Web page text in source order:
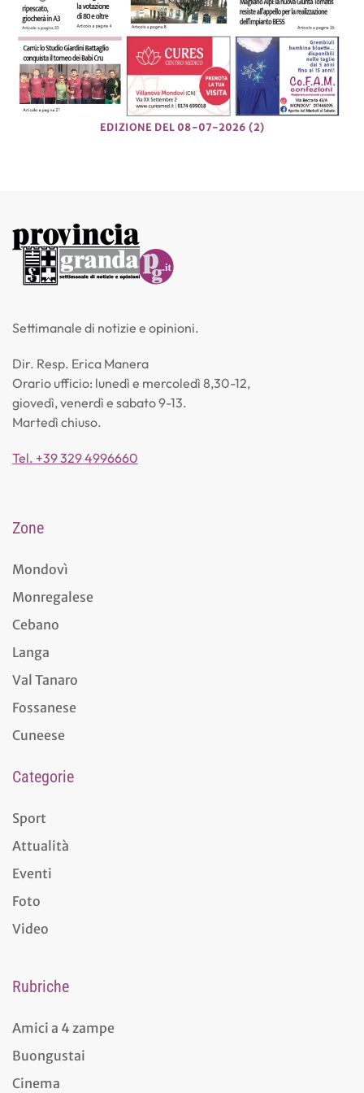
EDIZIONE DEL 08-07-2026 (2)
Settimanale di notizie e opinioni.
Dir. Resp. Erica Manera
Orario ufficio: lunedì e mercoledì 8,30-12,
giovedì, venerdì e sabato 9-13.
Martedì chiuso.
Tel. +39 329 4996660
Zone
Mondovì
Monregalese
Cebano
Langa
Val Tanaro
Fossanese
Cuneese
Categorie
Sport
Attualità
Eventi
Foto
Video
Rubriche
Amici a 4 zampe
Buongustai
Cinema